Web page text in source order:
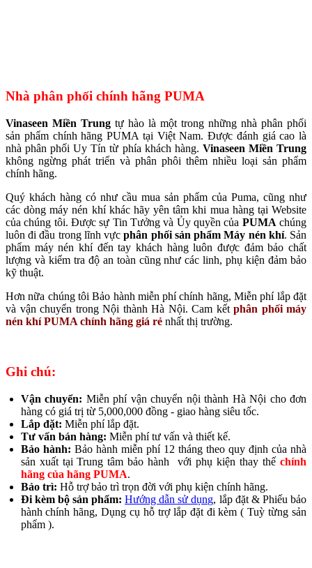
Nhà phân phối chính hãng PUMA
Vinaseen Miền Trung tự hào là một trong những nhà phân phối
sản phẩm chính hãng PUMA tại Việt Nam. Được đánh giá cao là
nhà phân phối Uy Tín từ phía khách hàng. Vinaseen Miền Trung
không ngừng phát triển và phân phôi thêm nhiều loại sản phẩm
chính hãng.
Quý khách hàng có như cầu mua sản phẩm của Puma, cũng như
các dòng máy nén khí khác hãy yên tâm khi mua hàng tại Website
của chúng tôi. Được sự Tin Tưởng và Ủy quyền của PUMA chúng
luôn đi đầu trong lĩnh vựcphân phối sản phẩm Máy nén khí. Sản
phẩm máy nén khí đến tay khách hàng luôn được đảm bảo chất
lượng và kiểm tra độ an toàn cũng như các linh, phụ kiện đảm bảo
kỹ thuật.
Hơn nữa chúng tôi Bảo hành miễn phí chính hãng, Miễn phí lắp đặt
và vận chuyển trong Nội thành Hà Nội. Cam kết phân phối máy
nén khí PUMA chính hãng giá rẻ nhất thị trường.
Ghi chú:
Vận chuyển: Miễn phí vận chuyển nội thành Hà Nội cho đơn
hàng có giá trị từ 5,000,000 đồng - giao hàng siêu tốc.
Lắp đặt: Miễn phí lắp đặt.
Tư vấn bán hàng: Miễn phí tư vấn và thiết kế.
Bảo hành: Bảo hành miễn phí 12 tháng theo quy định của nhà
sản xuất tại Trung tâm bảo hành với phụ kiện thay thế chính
hãng của hãng PUMA.
Bảo trì: Hỗ trợ bảo trì trọn đời với phụ kiện chính hãng.
Đi kèm bộ sản phẩm: Hướng dẫn sử dụng, lắp đặt & Phiếu bảo
hành chính hãng, Dụng cụ hỗ trợ lắp đặt đi kèm ( Tuỳ từng sản
phẩm ).